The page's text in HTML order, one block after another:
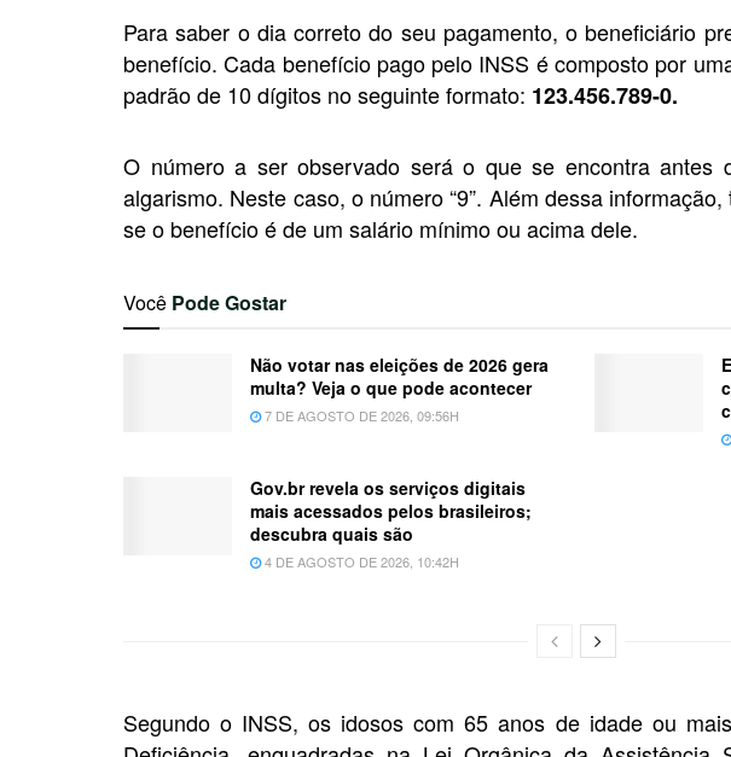
Para saber o dia correto do seu pagamento, o beneficiário
benefício. Cada benefício pago pelo INSS é composto por
padrão de 10 dígitos no seguinte formato: 123.456.789-0.
O número a ser observado será o que se encontra antes
algarismo. Neste caso, o número “9”. Além dessa
se o benefício é de um salário mínimo ou acima dele.
Você Pode Gostar
Não votar nas eleições de 2026 gera
multa? Veja o que pode acontecer
7 DE AGOSTO DE 2026, 09:56H
Gov.br revela os serviços digitais
mais acessados pelos brasileiros;
descubra quais são
4 DE AGOSTO DE 2026, 10:42H
Segundo o INSS, os idosos com 65 anos de idade ou